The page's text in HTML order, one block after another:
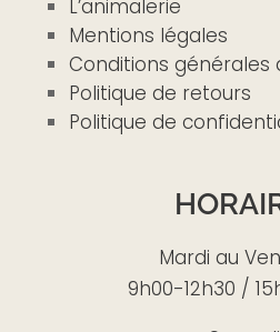
L’animalerie
Mentions légales
Conditions générales
Politique de retours
Politique de
Mardi au
9h00-12h30 /